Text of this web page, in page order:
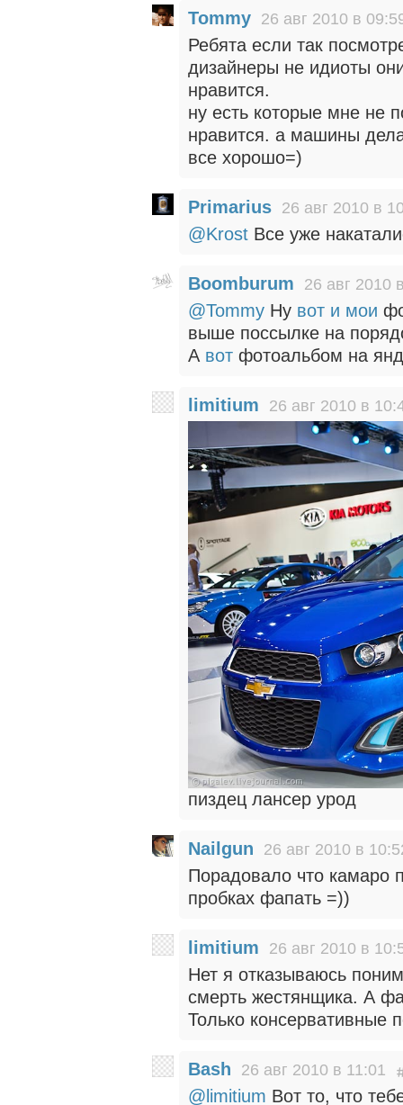
Tommy 26 авг 2010 в
Ребята если так
дизайнеры не идиоты
нравится.
ну есть которые мне не
нравится. а машины
все хорошо=)
Primarius 26 авг 2010 в
@Krost Все уже
Boomburum 26 авг 2010
@Tommy Ну вот и мои
выше поссылке на
А вот фотоальбом на
limitium 26 авг 2010 в
пиздец лансер урод
Nailgun 26 авг 2010 в
Порадовало что камаро
пробках фапать =))
limitium 26 авг 2010 в
Нет я отказываюсь
смерть жестянщика. А
Только консервативные
Bash 26 авг 2010 в 11:01
@limitium Вот то, что